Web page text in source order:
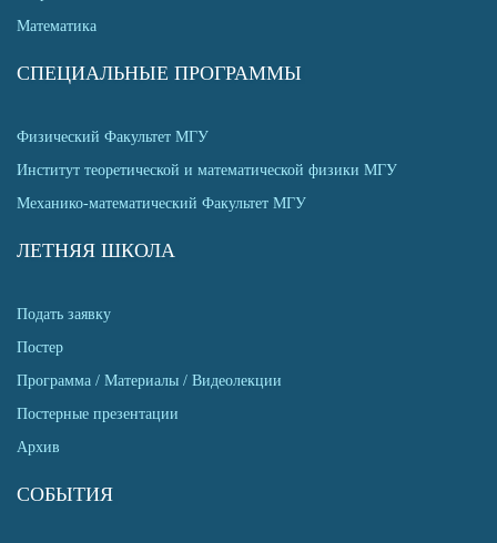
Математика
СПЕЦИАЛЬНЫЕ ПРОГРАММЫ
Физический Факультет МГУ
Институт теоретической и математической физики МГУ
Механико-математический Факультет МГУ
ЛЕТНЯЯ ШКОЛА
Подать заявку
Постер
Программа / Материалы / Видеолекции
Постерные презентации
Архив
СОБЫТИЯ